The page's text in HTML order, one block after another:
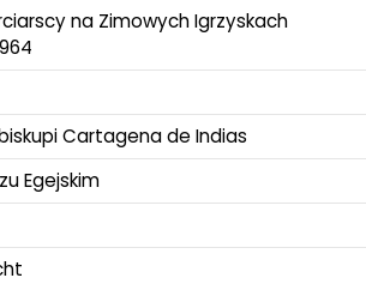
na Zimowych Igrzyskach
Cartagena de Indias
Egejskim